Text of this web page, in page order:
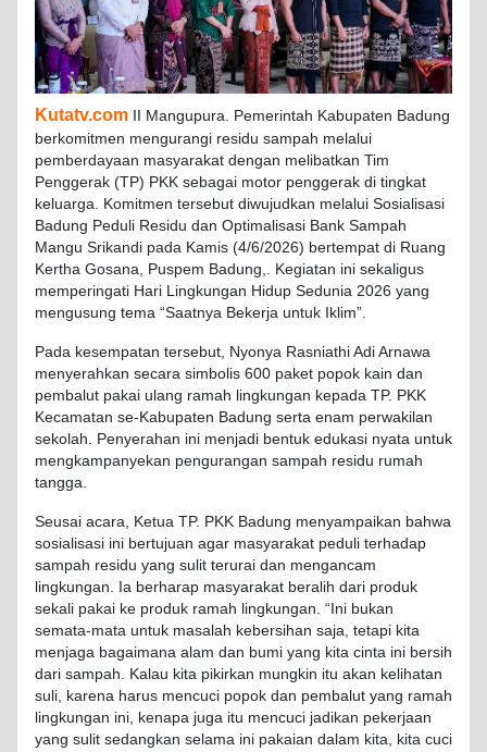
Kutatv.com II Mangupura. Pemerintah Kabupaten Badung
berkomitmen mengurangi residu sampah melalui
pemberdayaan masyarakat dengan melibatkan Tim
Penggerak (TP) PKK sebagai motor penggerak di tingkat
keluarga. Komitmen tersebut diwujudkan melalui Sosialisasi
Badung Peduli Residu dan Optimalisasi Bank Sampah
Mangu Srikandi pada Kamis (4/6/2026) bertempat di Ruang
Kertha Gosana, Puspem Badung,. Kegiatan ini sekaligus
memperingati Hari Lingkungan Hidup Sedunia 2026 yang
mengusung tema “Saatnya Bekerja untuk Iklim”.
Pada kesempatan tersebut, Nyonya Rasniathi Adi Arnawa
menyerahkan secara simbolis 600 paket popok kain dan
pembalut pakai ulang ramah lingkungan kepada TP. PKK
Kecamatan se-Kabupaten Badung serta enam perwakilan
sekolah. Penyerahan ini menjadi bentuk edukasi nyata untuk
mengkampanyekan pengurangan sampah residu rumah
tangga.
Seusai acara, Ketua TP. PKK Badung menyampaikan bahwa
sosialisasi ini bertujuan agar masyarakat peduli terhadap
sampah residu yang sulit terurai dan mengancam
lingkungan. Ia berharap masyarakat beralih dari produk
sekali pakai ke produk ramah lingkungan. “Ini bukan
semata-mata untuk masalah kebersihan saja, tetapi kita
menjaga bagaimana alam dan bumi yang kita cinta ini bersih
dari sampah. Kalau kita pikirkan mungkin itu akan kelihatan
suli, karena harus mencuci popok dan pembalut yang ramah
lingkungan ini, kenapa juga itu mencuci jadikan pekerjaan
yang sulit sedangkan selama ini pakaian dalam kita, kita cuci